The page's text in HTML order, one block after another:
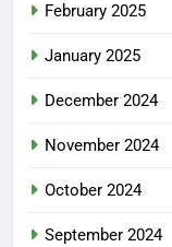
February 2025
January 2025
December 2024
November 2024
October 2024
September 2024